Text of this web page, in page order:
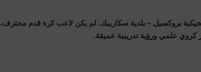
سبتمبر 1976 بالعاصمة البلجيكية بروكسيل – بلدية سكاربيك. لم يكن لاعب كرة قدم محترف،